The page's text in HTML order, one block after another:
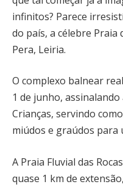
infinitos? Parece
do país, a célebre Praia
Pera, Leiria.
O complexo balnear
1 de junho,
Crianças, servindo
miúdos e graúdos para
A Praia Fluvial das
quase 1 km de